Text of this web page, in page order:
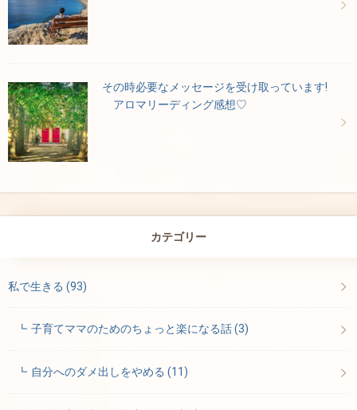
その時必要なメッセージを受け取っています!
アロマリーディング感想♡
カテゴリー
私で生きる (93)
子育てママのためのちょっと楽になる話(3)
自分へのダメ出しをやめる(11)